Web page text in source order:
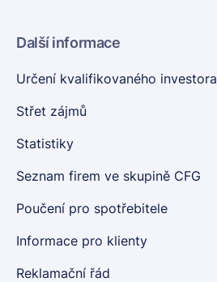
Další informace
Určení kvalifikovaného investora
Střet zájmů
Statistiky
Seznam firem ve skupině CFG
Poučení pro spotřebitele
Informace pro klienty
Reklamační řád